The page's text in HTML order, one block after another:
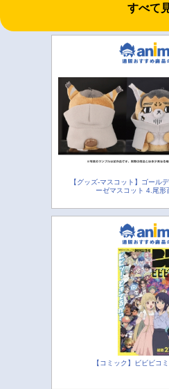
すべて
【グッズ-マスコット】ゴール
ーゼマスコット 4.尾形
【コミック】ビビビコ